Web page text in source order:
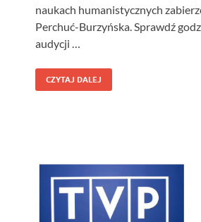
naukach humanistycznych
Perchuć-Burzyńska. Sprawdź
audycji …
CZYTAJ DALEJ